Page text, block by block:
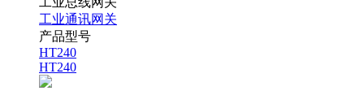
工业通讯网关
产品型号
HT240
HT240